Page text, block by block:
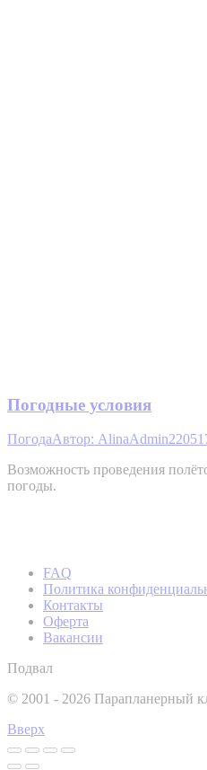
Погодные условия
ПогодаАвтор: AlinaAdmin2205
Возможность проведения
погоды.
FAQ
Политика
Контакты
Оферта
Вакансии
Подвал
© 2001 - 2026 Парапланерный
Вверх